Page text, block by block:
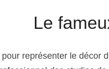
Le
représenter le décor